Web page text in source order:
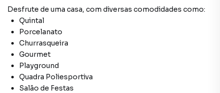
Desfrute de uma casa, com diversas comodidades como:
Quintal
Porcelanato
Churrasqueira
Gourmet
Playground
Quadra Poliesportiva
Salão de Festas